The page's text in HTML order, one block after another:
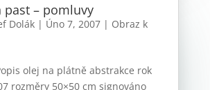
past – pomluvy
Dolák| Úno 7, 2007| Obraz k
olej na plátně abstrakce rok
rozměry 50×50 cm signováno